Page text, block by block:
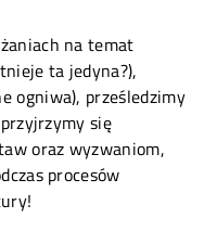
na temat
ta jedyna?),
ogniwa), prześledzimy
się
oraz wyzwaniom,
procesów